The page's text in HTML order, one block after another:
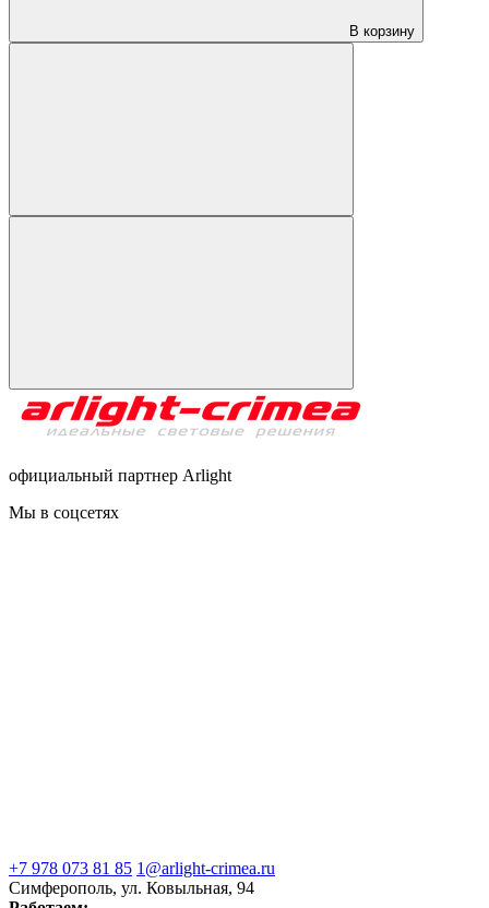
В корзину
официальный партнер Arlight
Мы в соцсетях
+7 978 073 81 85 1@arlight-crimea.ru
Симферополь, ул. Ковыльная, 94